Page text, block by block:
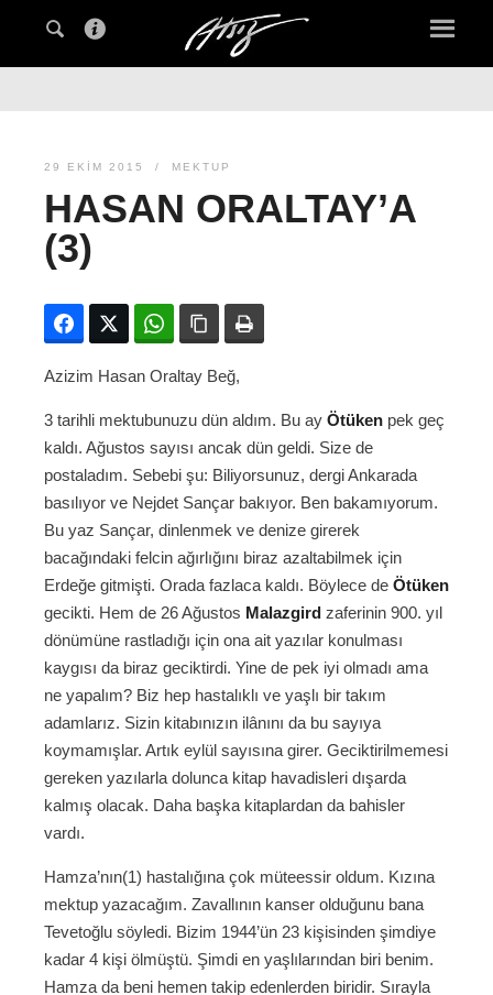
29 EKIM 2015 MEKTUP
HASAN ORALTAY’A
(3)
FacebookTwitter WhatsAppBağlanıyı kopyala
Azizim Hasan Oraltay Beğ,
3 tarihli mektubunuzu dün aldım. Bu ay Ötüken pek geç
kaldı. Ağustos sayısı ancak dün geldi. Size de
postaladım. Sebebi şu: Biliyorsunuz, dergi Ankarada
basılıyor ve Nejdet Sançar bakıyor. Ben bakamıyorum.
Bu yaz Sançar, dinlenmek ve denize girerek
bacağındaki felcin ağırlığını biraz azaltabilmek için
Erdeğe gitmişti. Orada fazlaca kaldı. Böylece de Ötüken
gecikti. Hem de 26 Ağustos Malazgird zaferinin 900. yıl
dönümüne rastladığı için ona ait yazılar konulması
kaygısı da biraz geciktirdi. Yine de pek iyi olmadı ama
ne yapalım? Biz hep hastalıklı ve yaşlı bir takım
adamlarız. Sizin kitabınızın ilânını da bu sayıya
koymamışlar. Artık eylül sayısına girer. Geciktirilmemesi
gereken yazılarla dolunca kitap havadisleri dışarda
kalmış olacak. Daha başka kitaplardan da bahisler
vardı.
Hamza’nın(1) hastalığına çok müteessir oldum. Kızına
mektup yazacağım. Zavallının kanser olduğunu bana
Tevetoğlu söyledi. Bizim 1944’ün 23 kişisinden şimdiye
kadar 4 kişi ölmüştü. Şimdi en yaşlılarından biri benim.
Hamza da beni hemen takip edenlerden biridir. Sırayla